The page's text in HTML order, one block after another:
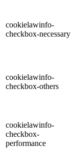
cookielawinfo-
checkbox-necessary
cookielawinfo-
checkbox-others
cookielawinfo-
checkbox-
performance